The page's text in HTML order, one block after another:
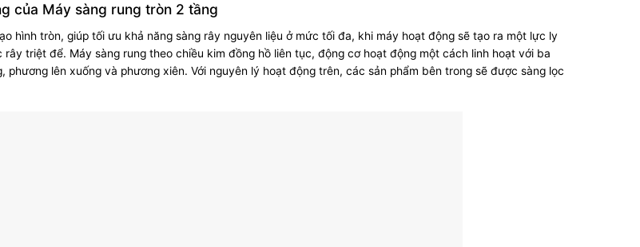
của Máy sàng rung tròn 2 tầng
hình tròn, giúp tối ưu khả năng sàng rây nguyên liệu ở mức tối đa, khi máy hoạt động sẽ tạo ra một lực ly
rây triệt để. Máy sàng rung theo chiều kim đồng hồ liên tục, động cơ hoạt động một cách linh hoạt với ba
phương lên xuống và phương xiên. Với nguyên lý hoạt động trên, các sản phẩm bên trong sẽ được sàng lọc